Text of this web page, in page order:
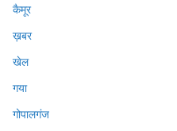
कैमूर
ख़बर
खेल
गया
गोपालगंज